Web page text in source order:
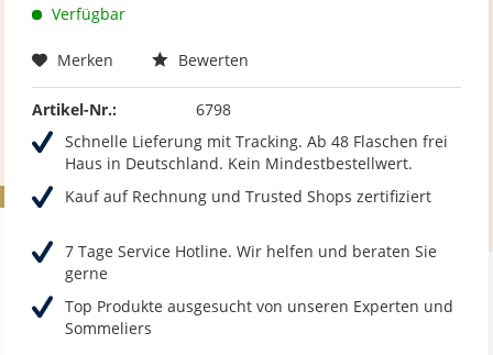
Verfügbar
Merken Bewerten
Artikel-Nr.:
6798
Schnelle Lieferung mit Tracking. Ab 48 Flaschen frei
Haus in Deutschland. Kein Mindestbestellwert.
Kauf auf Rechnung und Trusted Shops zertifiziert
7 Tage Service Hotline. Wir helfen und beraten Sie
gerne
Top Produkte ausgesucht von unseren Experten und
Sommeliers